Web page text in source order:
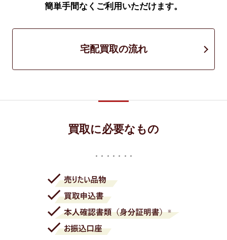
簡単手間なくご利用いただけます。
宅配買取の流れ
買取に必要なもの